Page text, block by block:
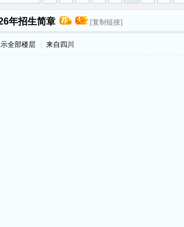
年招生简章 [复制链接]
全部楼层 来自四川